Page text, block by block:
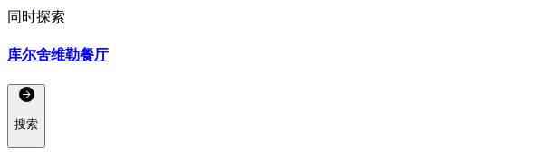
同时探索
库尔舍维勒餐厅
搜索